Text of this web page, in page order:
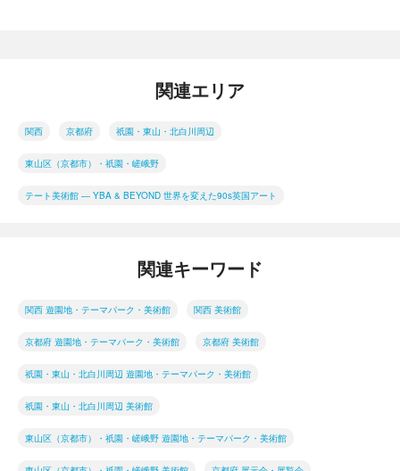
関連エリア
関西 京都府 祇園・東山・北白川周辺
東山区（京都市）・祇園・嵯峨野
テート美術館 ― YBA & BEYOND 世界を変えた90s英国アート
関連キーワード
関西 遊園地・テーマパーク・美術館 関西 美術館
京都府 遊園地・テーマパーク・美術館 京都府 美術館
祇園・東山・北白川周辺 遊園地・テーマパーク・美術館
祇園・東山・北白川周辺 美術館
東山区（京都市）・祇園・嵯峨野 遊園地・テーマパーク・美術館